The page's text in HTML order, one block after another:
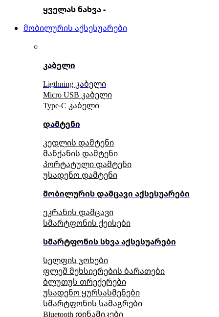
ყველას ნახვა -
მობილურის აქსესუარები
კაბელი
Ligthning კაბელი
Micro USB კაბელი
Type-C კაბელი
დამტენი
კედლის დამტენი
მანქანის დამტენი
პორტატული დამტენი
უსადენო დამტენი
მობილურის დამცავი აქსესუარები
ეკრანის დამცავი
სმარტფონის ქეისები
სმარტფონის სხვა აქსესუარები
სელფის ჯოხები
ფლეშ მეხსიერების ბარათები
ბლუთუს თრექერები
უსადენო ყურსასმენები
სმარტფონის სამაგრები
Bluetooth დინამიკები